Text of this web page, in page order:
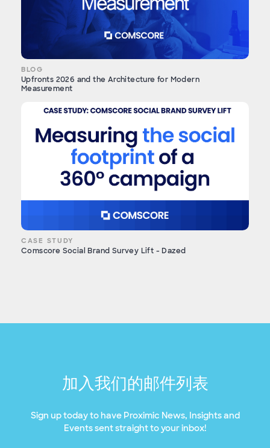
BLOG
Upfronts 2026 and the Architecture for Modern
Measurement
CASE STUDY
Comscore Social Brand Survey Lift - Dazed
加入我们的邮件列表
Sign up today to have Proximic News, Insights and
Events sent straight to your inbox!